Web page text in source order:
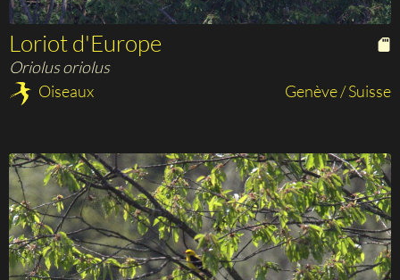
Loriot d'Europe
Oriolus oriolus
Oiseaux
Genève / Suisse